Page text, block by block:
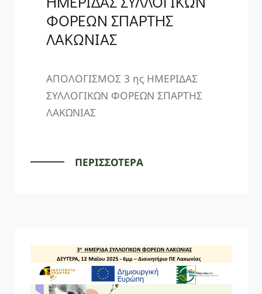
ΦΟΡΕΩΝ ΣΠΑΡΤΗΣ
ΛΑΚΩΝΙΑΣ
ΑΠΟΛΟΓΙΣΜΟΣ 3 ης ΗΜΕΡΙΔΑΣ
ΣΥΛΛΟΓΙΚΩΝ ΦΟΡΕΩΝ ΣΠΑΡΤΗΣ
ΛΑΚΩΝΙΑΣ
ΠΕΡΙΣΣΟΤΕΡΑ